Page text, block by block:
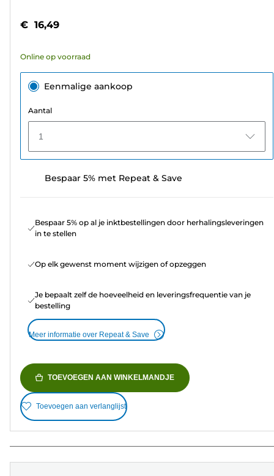
sterren.
beoordelingen
€ 16,49
Online op voorraad
Eenmalige aankoop
Aantal
1
Bespaar 5% met Repeat & Save
Bespaar 5% op al je inktbestellingen door herhalingsleveringen
in te stellen
Op elk gewenst moment wijzigen of opzeggen
Je bepaalt zelf de hoeveelheid en leveringsfrequentie van je
bestelling
Meer informatie over Repeat & Save
TOEVOEGEN AAN WINKELMANDJE
Toevoegen aan verlanglijst